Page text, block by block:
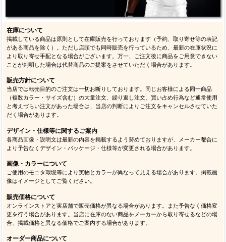
在庫について
掲載している商品は原則として在庫販売を行っております（予約、取り寄せ等の表記
がある商品を除く）。ただし店頭でも同時販売を行っているため、最新の在庫状況に
より取り寄せ手配となる場合がございます。万一、ご注文後に商品をご用意できない
ことが判明した場合は代替商品のご提案をさせていただく場合があります。
販売方針について
当店では転売目的のご注文は一切お断りしております。同じお客様による同一商品
（複数カラー・サイズ含む）の大量注文、繰り返し注文、買い占め行為など通常使用
と考えづらい注文があった場合は、当店の判断によりご注文をキャンセルさせていた
だく場合があります。
デザイン・仕様等に関するご案内
各商品画像・説明文は最新の内容を掲載するよう努めておりますが、メーカー都合に
より予告なくデザイン・パッケージ・仕様等が変更される場合があります。
画像・カラーについて
ご使用のモニタ環境等により実物とカラーが異なって見える場合があります。掲載画
像はイメージとしてご覧ください。
販売価格について
オンラインストアと実店舗で販売価格が異なる場合があります。また予告なく価格変
更を行う場合があります。当店に在庫のない商品をメーカーから取り寄せるなどの場
合、掲載価格と異なる価格でご案内する場合があります。
オーダー商品について